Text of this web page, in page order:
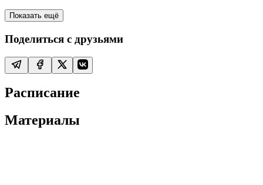
Показать ещё
Поделиться с друзьями
Расписание
Материалы